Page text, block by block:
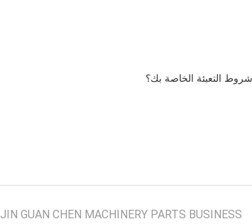
JIN GUAN CHEN MACHINERY PARTS BUSINESS